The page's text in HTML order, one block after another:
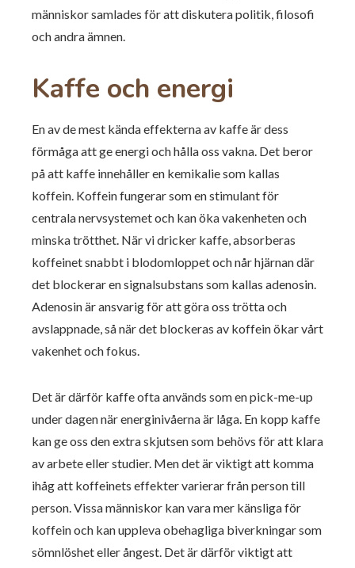
människor samlades för att diskutera politik, filosofi
och andra ämnen.
Kaffe och energi
En av de mest kända effekterna av kaffe är dess
förmåga att ge energi och hålla oss vakna. Det beror
på att kaffe innehåller en kemikalie som kallas
koffein. Koffein fungerar som en stimulant för
centrala nervsystemet och kan öka vakenheten och
minska trötthet. När vi dricker kaffe, absorberas
koffeinet snabbt i blodomloppet och når hjärnan där
det blockerar en signalsubstans som kallas adenosin.
Adenosin är ansvarig för att göra oss trötta och
avslappnade, så när det blockeras av koffein ökar vårt
vakenhet och fokus.
Det är därför kaffe ofta används som en pick-me-up
under dagen när energinivåerna är låga. En kopp kaffe
kan ge oss den extra skjutsen som behövs för att klara
av arbete eller studier. Men det är viktigt att komma
ihåg att koffeinets effekter varierar från person till
person. Vissa människor kan vara mer känsliga för
koffein och kan uppleva obehagliga biverkningar som
sömnlöshet eller ångest. Det är därför viktigt att